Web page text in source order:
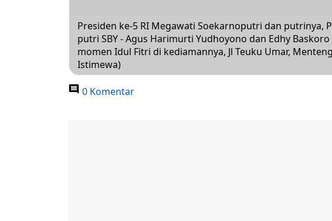
Presiden ke-5 RI Megawati Soekarnoputri dan putrinya,
putri SBY - Agus Harimurti Yudhoyono dan Edhy
momen Idul Fitri di kediamannya, Jl Teuku Umar,
Istimewa)
0 Komentar